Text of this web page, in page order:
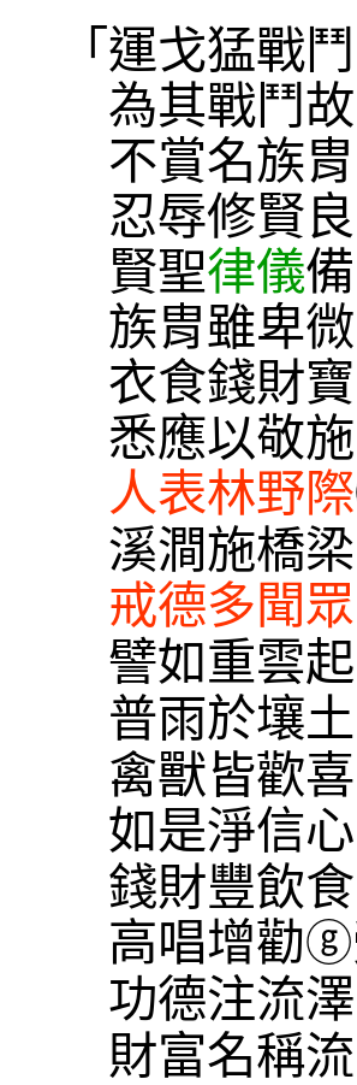
「運戈猛
為其戰鬥
不賞名族
忍辱修賢
賢聖律儀
族胄雖卑
衣食錢財
悉應以敬
人表林野際
溪澗施橋
戒德多聞
譬如重雲
普雨於壤
禽獸皆歡
如是淨信
錢財豐飲
高唱增勸ⓖ
功德注
財富名稱